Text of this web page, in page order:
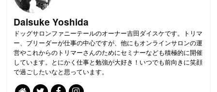
Daisuke Yoshida
ドッグサロンファニーテールのオーナー吉田ダイスケです。トリマ
ー、ブリーダーが仕事の中心ですが、他にもオンラインサロンの運
営やこれからのトリマーさんのためにセミナーなども積極的に開催
しています。とにかく仕事と勉強が大好き！いつでも前向きに笑顔
で過ごしたいなと思っています。